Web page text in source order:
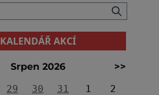
KALENDÁŘ AKCÍ
Srpen 2026
>>
29 30 31 1
2